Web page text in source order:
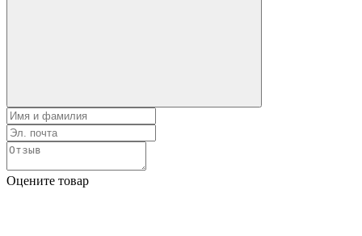
Оцените товар